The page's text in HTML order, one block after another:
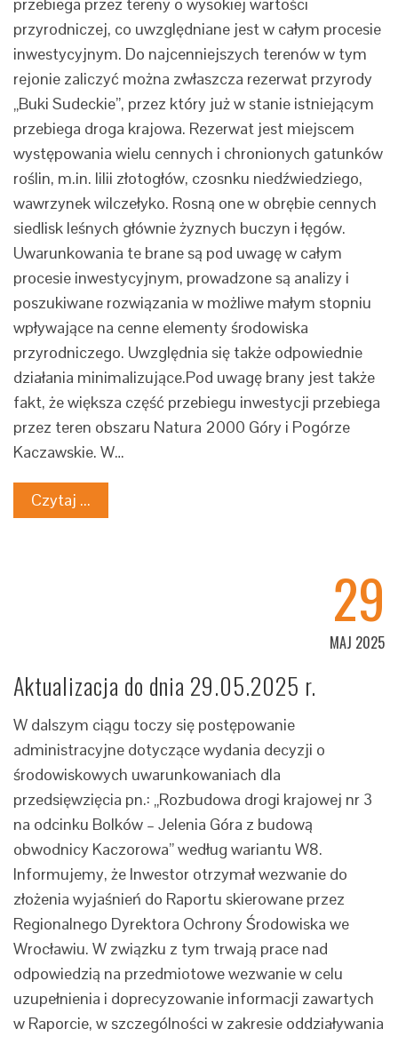
przyrodniczej, co uwzględniane jest w całym procesie
inwestycyjnym. Do najcenniejszych terenów w tym
rejonie zaliczyć można zwłaszcza rezerwat przyrody
„Buki Sudeckie”, przez który już w stanie istniejącym
przebiega droga krajowa. Rezerwat jest miejscem
występowania wielu cennych i chronionych gatunków
roślin, m.in. lilii złotogłów, czosnku niedźwiedziego,
wawrzynek wilczełyko. Rosną one w obrębie cennych
siedlisk leśnych głównie żyznych buczyn i łęgów.
Uwarunkowania te brane są pod uwagę w całym
procesie inwestycyjnym, prowadzone są analizy i
poszukiwane rozwiązania w możliwe małym stopniu
wpływające na cenne elementy środowiska
przyrodniczego. Uwzględnia się także odpowiednie
działania minimalizujące.Pod uwagę brany jest także
fakt, że większa część przebiegu inwestycji przebiega
przez teren obszaru Natura 2000 Góry i Pogórze
Kaczawskie. W…
Czytaj ...
29
MAJ 2025
Aktualizacja do dnia 29.05.2025 r.
W dalszym ciągu toczy się postępowanie
administracyjne dotyczące wydania decyzji o
środowiskowych uwarunkowaniach dla
przedsięwzięcia pn.: „Rozbudowa drogi krajowej nr 3
na odcinku Bolków – Jelenia Góra z budową
obwodnicy Kaczorowa” według wariantu W8.
Informujemy, że Inwestor otrzymał wezwanie do
złożenia wyjaśnień do Raportu skierowane przez
Regionalnego Dyrektora Ochrony Środowiska we
Wrocławiu. W związku z tym trwają prace nad
odpowiedzią na przedmiotowe wezwanie w celu
uzupełnienia i doprecyzowanie informacji zawartych
w Raporcie, w szczególności w zakresie oddziaływania